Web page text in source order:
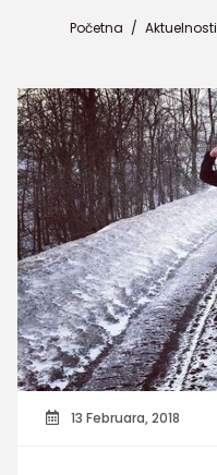
Početna / Aktuelnosti
13 Februara, 2018